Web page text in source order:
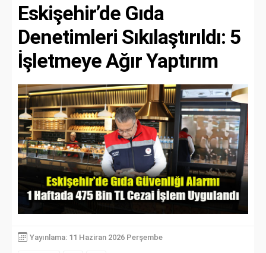
Eskişehir’de Gıda
Denetimleri Sıkılaştırıldı: 5
İşletmeye Ağır Yaptırım
Yayınlama: 11 Haziran 2026 Perşembe